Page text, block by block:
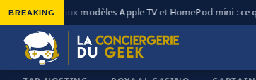
BREAKING
◆ Nouveaux modèles Apple TV et HomePod mini : ce